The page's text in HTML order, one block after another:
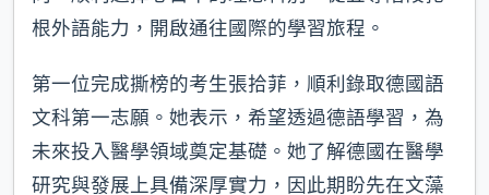
根外語能力，開啟通往國際的學習旅程。
第一位完成撕榜的考生張拾菲，順利錄取德國語
文科第一志願。她表示，希望透過德語學習，為
未來投入醫學領域奠定基礎。她了解德國在醫學
研究與發展上具備深厚實力，因此期盼先在文藻